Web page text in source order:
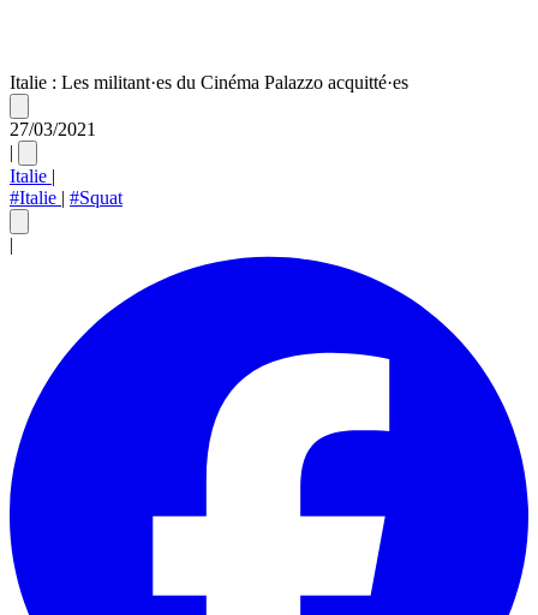
Italie : Les militant·es du Cinéma Palazzo acquitté·es
27/03/2021
|
Italie |
#Italie | #Squat
|